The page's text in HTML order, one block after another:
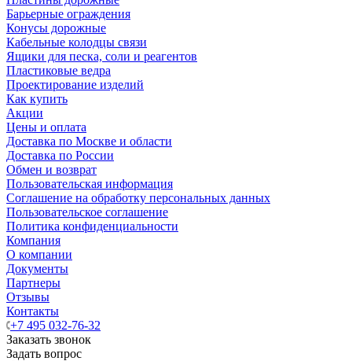
Барьерные ограждения
Конусы дорожные
Кабельные колодцы связи
Ящики для песка, соли и реагентов
Пластиковые ведра
Проектирование изделий
Как купить
Акции
Цены и оплата
Доставка по Москве и области
Доставка по России
Обмен и возврат
Пользовательская информация
Соглашение на обработку персональных данных
Пользовательское соглашение
Политика конфиденциальности
Компания
О компании
Документы
Партнеры
Отзывы
Контакты
+7 495 032-76-32
Заказать звонок
Задать вопрос